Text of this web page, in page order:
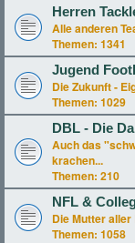
Herren
Alle anderen
Themen: 1341
Jugend
Die Zukunft -
Themen: 1029
DBL - Die
Auch das
krachen...
Themen: 210
NFL &
Die Mutter
Themen: 1058